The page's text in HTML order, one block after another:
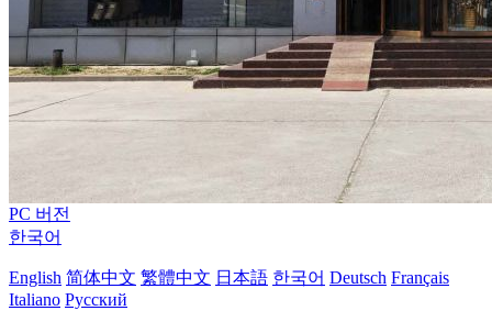
PC 버전
한국어
English 简体中文 繁體中文 日本語 한국어 Deutsch Français
Italiano Русский